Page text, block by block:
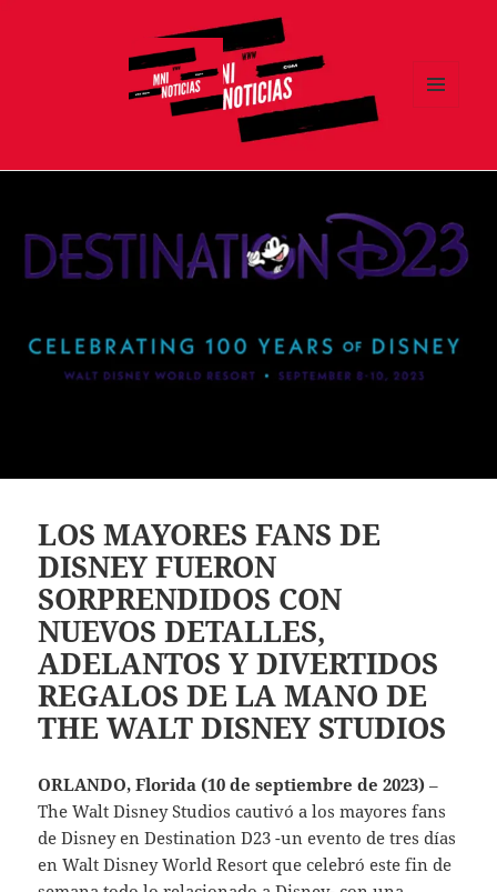
LOS MAYORES FANS DE
DISNEY FUERON
SORPRENDIDOS CON
NUEVOS DETALLES,
ADELANTOS Y DIVERTIDOS
REGALOS DE LA MANO DE
THE WALT DISNEY STUDIOS
ORLANDO, Florida (10 de septiembre de 2023) –
The Walt Disney Studios cautivó a los mayores fans
de Disney en Destination D23 -un evento de tres días
en Walt Disney World Resort que celebró este fin de